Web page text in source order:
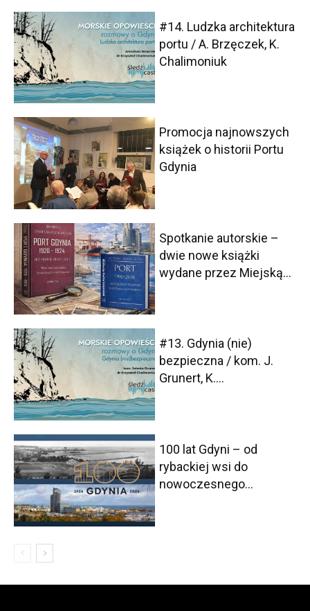
#14. Ludzka architektura
portu / A. Brzęczek, K.
Chalimoniuk
Promocja najnowszych
książek o historii Portu
Gdynia
Spotkanie autorskie –
dwie nowe książki
wydane przez Miejską...
#13. Gdynia (nie)
bezpieczna / kom. J.
Grunert, K....
100 lat Gdyni – od
rybackiej wsi do
nowoczesnego...